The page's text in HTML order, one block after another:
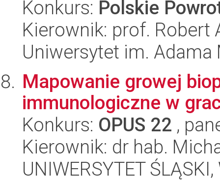
Konkurs: Polskie
Kierownik: prof. Robert
Uniwersytet im.
Mapowanie growej
immunologiczne w
Konkurs: OPUS 22 ,
Kierownik: dr hab.
UNIWERSYTET